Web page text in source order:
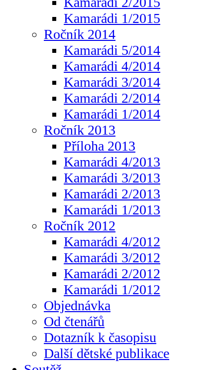
Kamarádi 1/2015
Ročník 2014
Kamarádi 5/2014
Kamarádi 4/2014
Kamarádi 3/2014
Kamarádi 2/2014
Kamarádi 1/2014
Ročník 2013
Příloha 2013
Kamarádi 4/2013
Kamarádi 3/2013
Kamarádi 2/2013
Kamarádi 1/2013
Ročník 2012
Kamarádi 4/2012
Kamarádi 3/2012
Kamarádi 2/2012
Kamarádi 1/2012
Objednávka
Od čtenářů
Dotazník k časopisu
Další dětské publikace